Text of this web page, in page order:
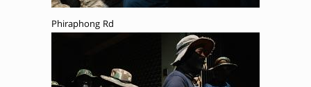
Phiraphong Rd